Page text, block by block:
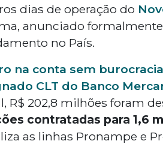
dias de operação do
anunciado
no País.
na conta sem
CLT do Banco
R$ 202,8 milhões foram
contratadas para 1,6
as linhas Pronampe e